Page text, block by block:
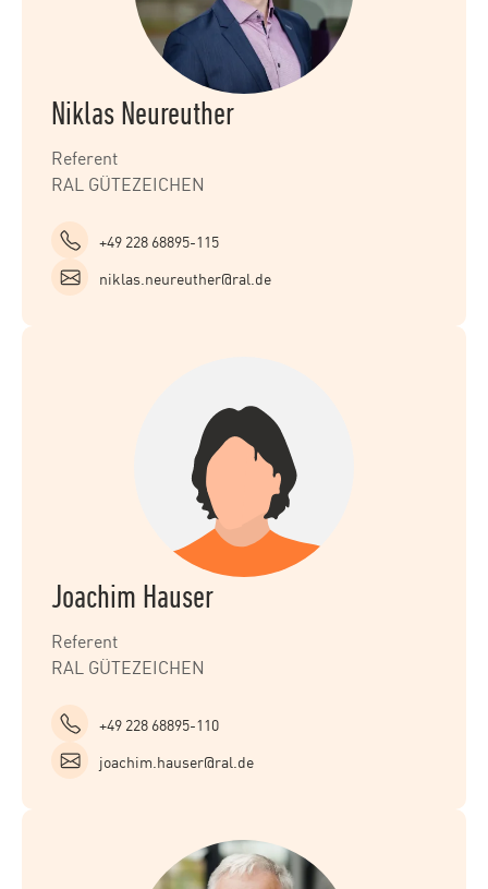
Niklas Neureuther
Referent
RAL GÜTEZEICHEN
+49 228 68895-115
niklas.neureuther@ral.de
Joachim Hauser
Referent
RAL GÜTEZEICHEN
+49 228 68895-110
joachim.hauser@ral.de